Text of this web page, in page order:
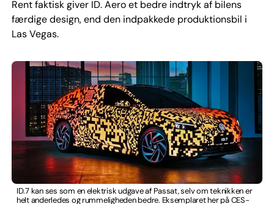
Rent faktisk giver ID. Aero et bedre indtryk af bilens
færdige design, end den indpakkede produktionsbil i
Las Vegas.
ID.7 kan ses som en elektrisk udgave af Passat, selv om teknikken er
helt anderledes og rummeligheden bedre. Eksemplaret her på CES-